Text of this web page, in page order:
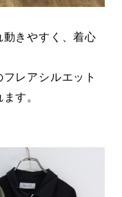
きやすく、着心
レアシルエット
す。